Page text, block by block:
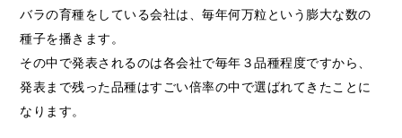
バラの育種をしている会社は、毎年何万粒という膨大な数の
種子を播きます。
その中で発表されるのは各会社で毎年３品種程度ですから、
発表まで残った品種はすごい倍率の中で選ばれてきたことに
なります。